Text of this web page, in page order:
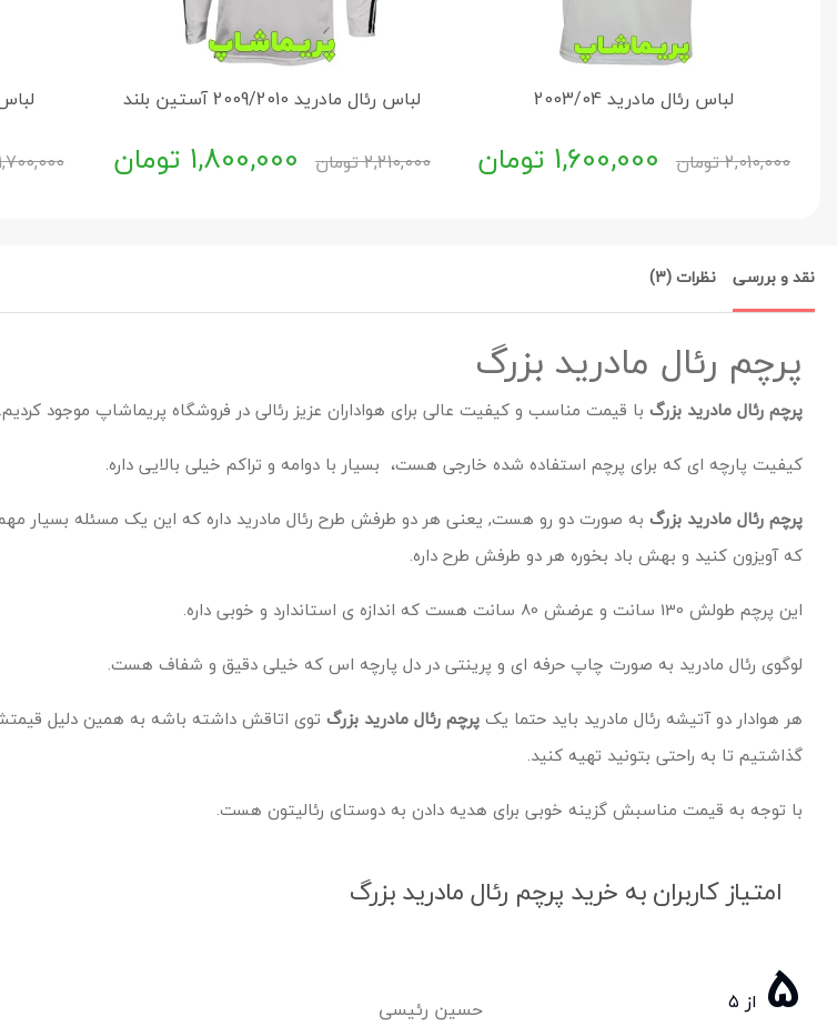
لباس رئال مادرید 2003/04
2,010,000تومان 1,600,000 تومان
لباس رئال مادرید 2009/2010 آستین بلند
2,210,000تومان 1,800,000 تومان
نقد و بررسی نظرات (3)
پرچم رئال مادرید بزرگ
پرچم رئال مادرید بزرگ با قیمت مناسب و کیفیت عالی برای هواداران عزیز رئالی در فروشگاه پریماشاپ موجود کردیم.
کیفیت پارچه ای که برای پرچم استفاده شده خارجی هست، بسیار با دوامه و تراکم خیلی بالایی داره.
پرچم رئال مادرید بزرگ به صورت دو رو هست, یعنی هر دو طرفش طرح رئال مادرید داره که این یک مسئله بسیار
که آویزون کنید و بهش باد بخوره هر دو طرفش طرح داره.
این پرچم طولش 130 سانت و عرضش 80 سانت هست که اندازه ی استاندارد و خوبی داره.
لوگوی رئال مادرید به صورت چاپ حرفه ای و پرینتی در دل پارچه اس که خیلی دقیق و شفاف هست.
هر هوادار دو آتیشه رئال مادرید باید حتما یکپرچم رئال مادرید بزرگ توی اتاقش داشته باشه به همین دلیل
گذاشتیم تا به راحتی بتونید تهیه کنید.
با توجه به قیمت مناسبش گزینه خوبی برای هدیه دادن به دوستای رئالیتون هست.
امتیاز کاربران به خرید پرچم رئال مادرید بزرگ
5 از ۵ حسین رئیسی